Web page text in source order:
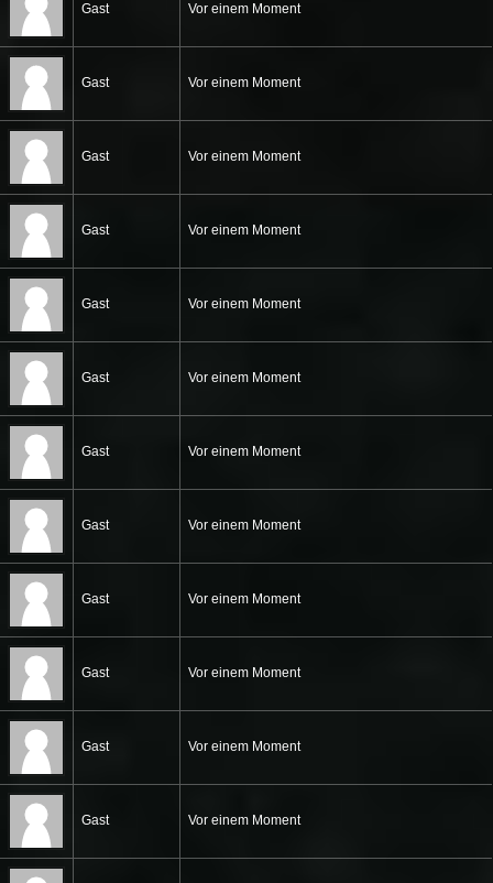
Gast Vor einem Moment
Gast Vor einem Moment
Gast Vor einem Moment
Gast Vor einem Moment
Gast Vor einem Moment
Gast Vor einem Moment
Gast Vor einem Moment
Gast Vor einem Moment
Gast Vor einem Moment
Gast Vor einem Moment
Gast Vor einem Moment
Gast Vor einem Moment